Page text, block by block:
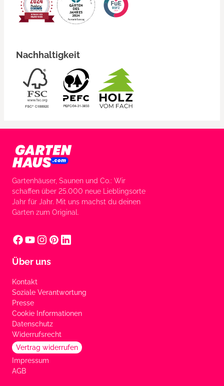
Nachhaltigkeit
Gartenhäuser, Saunen und Co.: Wir
schaffen über 25.000 neue Lieblingsorte
Jahr für Jahr. Mit uns machst du deinen
Garten zum Original.
Über uns
Kontakt
Soziale Verantwortung
Presse
Cookie Informationen
Datenschutz
Widerrufsrecht
Vertrag widerrufen
Impressum
AGB